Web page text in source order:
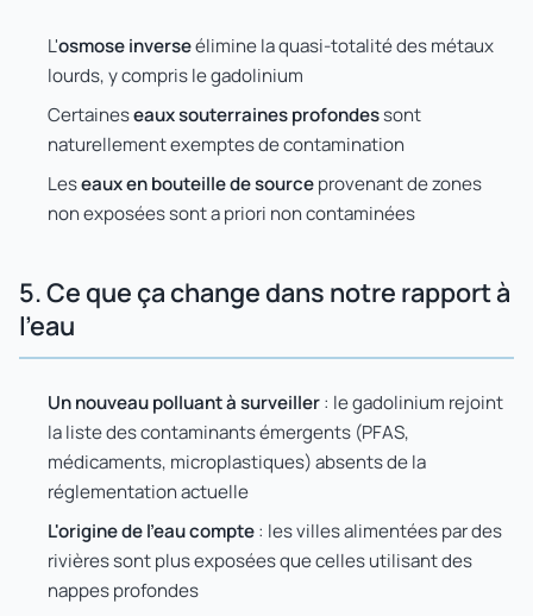
L'osmose inverseélimine la quasi-totalité des métaux
lourds, y compris le gadolinium
Certaineseaux souterraines profondessont
naturellement exemptes de contamination
Leseaux en bouteille de sourceprovenant de zones
non exposées sont a priori non contaminées
5. Ce que ça change dans notre rapport à
l'eau
Un nouveau polluant à surveiller: le gadolinium rejoint
la liste des contaminants émergents (PFAS,
médicaments, microplastiques) absents de la
réglementation actuelle
L'origine de l'eau compte: les villes alimentées par des
rivières sont plus exposées que celles utilisant des
nappes profondes